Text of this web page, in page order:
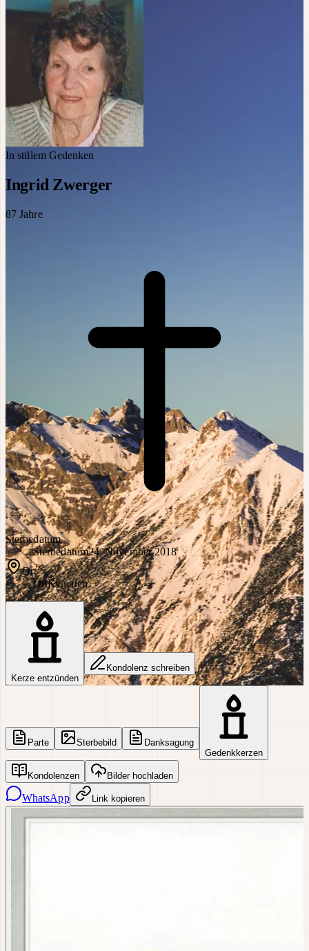
In stillem Gedenken
Ingrid Zwerger
87 Jahre
Sterbedatum
Sterbedatum24. November 2018
Ort
OrtKematen
Kerze entzünden
Kondolenz schreiben
Parte Sterbebild
Danksagung
Gedenkkerzen
Kondolenzen Bilder hochladen
WhatsApp Link kopieren